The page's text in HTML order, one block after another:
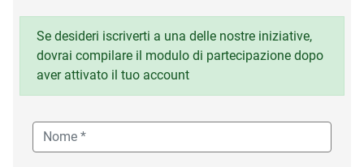
Se desideri iscriverti a una delle nostre iniziative,
dovrai compilare il modulo di partecipazione dopo
aver attivato il tuo account